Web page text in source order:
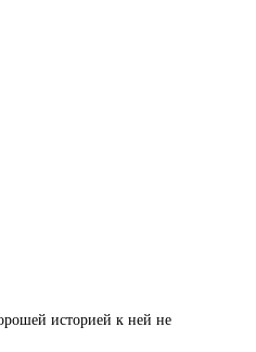
историей к ней не